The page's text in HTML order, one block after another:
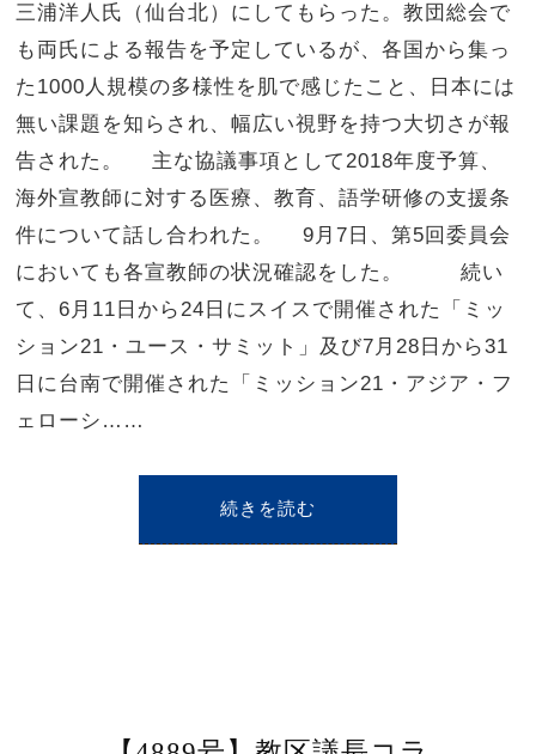
三浦洋人氏（仙台北）にしてもらった。教団総会で
も両氏による報告を予定しているが、各国から集っ
た1000人規模の多様性を肌で感じたこと、日本には
無い課題を知らされ、幅広い視野を持つ大切さが報
告された。 主な協議事項として2018年度予算、
海外宣教師に対する医療、教育、語学研修の支援条
件について話し合われた。 9月7日、第5回委員会
においても各宣教師の状況確認をした。 続い
て、6月11日から24日にスイスで開催された「ミッ
ション21・ユース・サミット」及び7月28日から31
日に台南で開催された「ミッション21・アジア・フ
ェローシ……
続きを読む